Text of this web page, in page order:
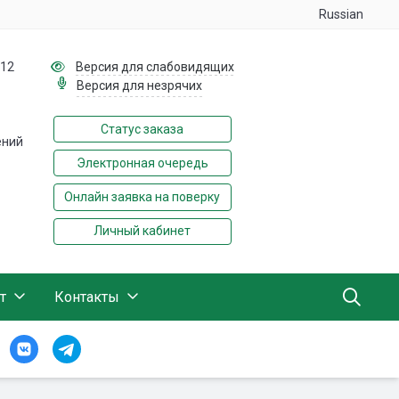
Russian
Версия для слабовидящих
Версия для незрячих
Статус заказа
Электронная очередь
Онлайн заявка на поверку
Личный кабинет
Контакты